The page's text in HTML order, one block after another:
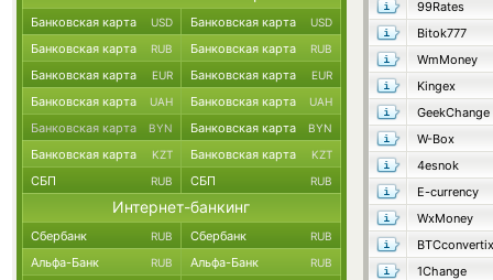
99Rates
Bitok777
WmMoney
Kingex
GeekChange
W-Box
4esnok
E-currency
WxMoney
BTCconvertix
1Change
Банковская карта USD Банковская карта USD
Банковская карта RUB Банковская карта RUB
Банковская карта EUR Банковская карта EUR
Банковская карта UAH Банковская карта UAH
Банковская карта BYN Банковская карта BYN
Банковская карта KZT Банковская карта KZT
СБП RUB СБП RUB
Интернет-банкинг
Сбербанк RUB Сбербанк RUB
Альфа-Банк RUB Альфа-Банк RUB